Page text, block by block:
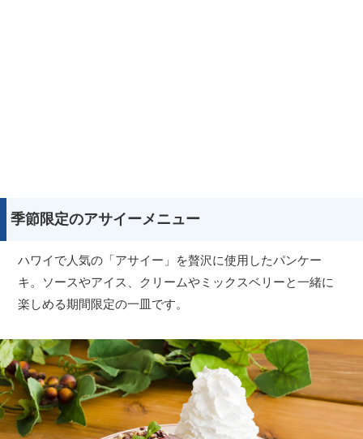
季節限定のアサイーメニュー
ハワイで人気の「アサイー」を贅沢に使用したパンケー
キ。ソースやアイス、クリームやミックスベリーと一緒に
楽しめる期間限定の一皿です。